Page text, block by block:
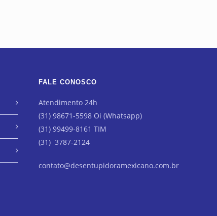
FALE CONOSCO
Atendimento 24h
(31) 98671-5598 Oi (Whatsapp)
(31) 99499-8161 TIM
(31) 3787-2124
contato@desentupidoramexicano.com.br